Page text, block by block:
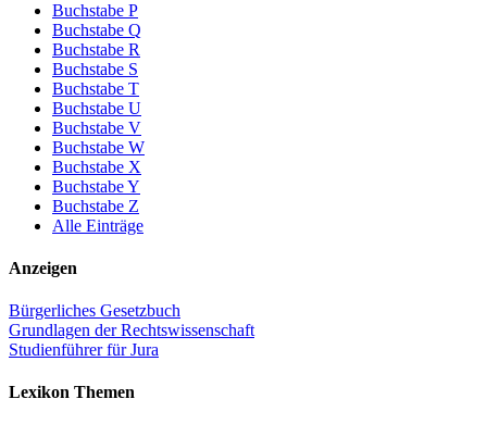
Buchstabe P
Buchstabe Q
Buchstabe R
Buchstabe S
Buchstabe T
Buchstabe U
Buchstabe V
Buchstabe W
Buchstabe X
Buchstabe Y
Buchstabe Z
Alle Einträge
Anzeigen
Bürgerliches Gesetzbuch
Grundlagen der Rechtswissenschaft
Studienführer für Jura
Lexikon Themen